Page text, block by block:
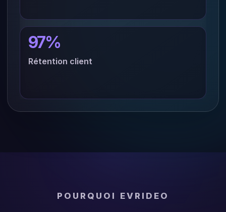
97%
Rétention client
POURQUOI EVRIDEO